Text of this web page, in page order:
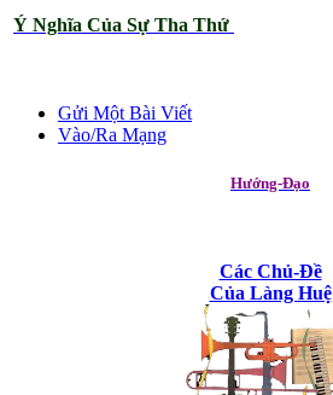
Ý Nghĩa Của Sự Tha Thứ
Gửi Một Bài Viết
Vào/Ra Mạng
Hướng-Đạo
Các Chủ-Đề
Của Làng Huệ